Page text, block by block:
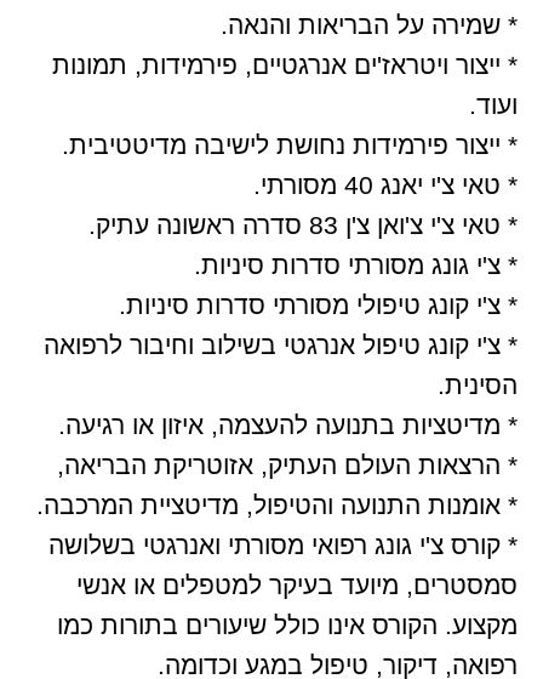
* שמירה על הבריאות והנאה.
* ייצור ויטראז'ים אנרגטיים, פירמידות, תמונות
ועוד.
* ייצור פירמידות נחושת לישיבה מדיטטיבית.
* טאי צ'י יאנג 40 מסורתי.
* טאי צ'י צ'ואן צ'ן 83 סדרה ראשונה עתיק.
* צ'י גונג מסורתי סדרות סיניות.
* צ'י קונג טיפולי מסורתי סדרות סיניות.
* צ'י קונג טיפול אנרגטי בשילוב וחיבור לרפואה
הסינית.
* מדיטציות בתנועה להעצמה, איזון או רגיעה.
* הרצאות העולם העתיק, אזוטריקת הבריאה,
* אומנות התנועה והטיפול, מדיטציית המרכבה.
* קורס צ'י גונג רפואי מסורתי ואנרגטי בשלושה
סמסטרים, מיועד בעיקר למטפלים או אנשי
מקצוע. הקורס אינו כולל שיעורים בתורות כמו
רפואה, דיקור, טיפול במגע וכדומה.